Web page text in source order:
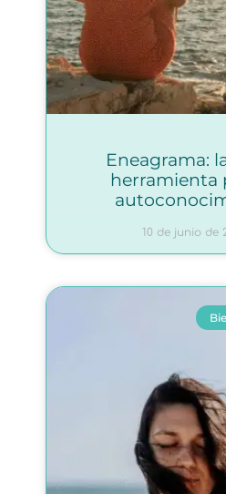
Eneagrama:
herramienta
10 de junio de